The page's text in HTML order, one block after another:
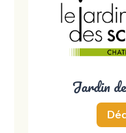
Jardin